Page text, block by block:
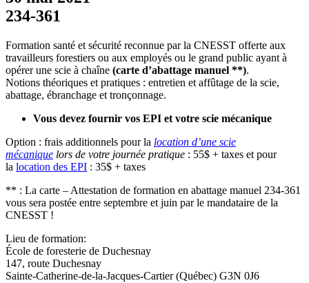
234-361
Formation santé et sécurité reconnue par la CNESST offerte aux
travailleurs forestiers ou aux employés ou le grand public ayant à
opérer une scie à chaîne (carte d’abattage manuel **).
Notions théoriques et pratiques : entretien et affûtage de la scie,
abattage, ébranchage et tronçonnage.
Vous devez fournir vos EPI et votre scie mécanique
Option : frais additionnels pour la location d’une scie
mécanique lors de votre journée pratique : 55$ + taxes et pour
la location des EPI : 35$ + taxes
** : La carte – Attestation de formation en abattage manuel 234-361
vous sera postée entre septembre et juin par le mandataire de la
CNESST !
Lieu de formation:
École de foresterie de Duchesnay
147, route Duchesnay
Sainte-Catherine-de-la-Jacques-Cartier (Québec) G3N 0J6